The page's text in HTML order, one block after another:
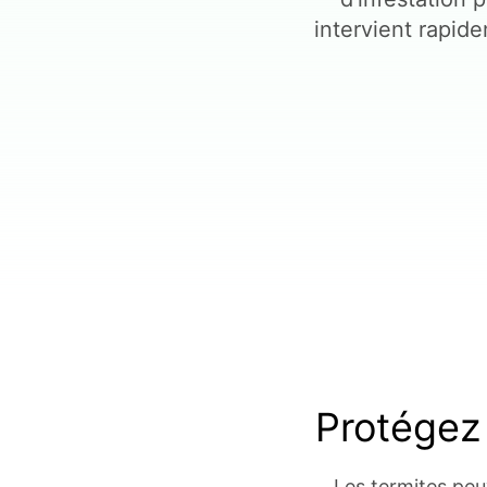
intervient